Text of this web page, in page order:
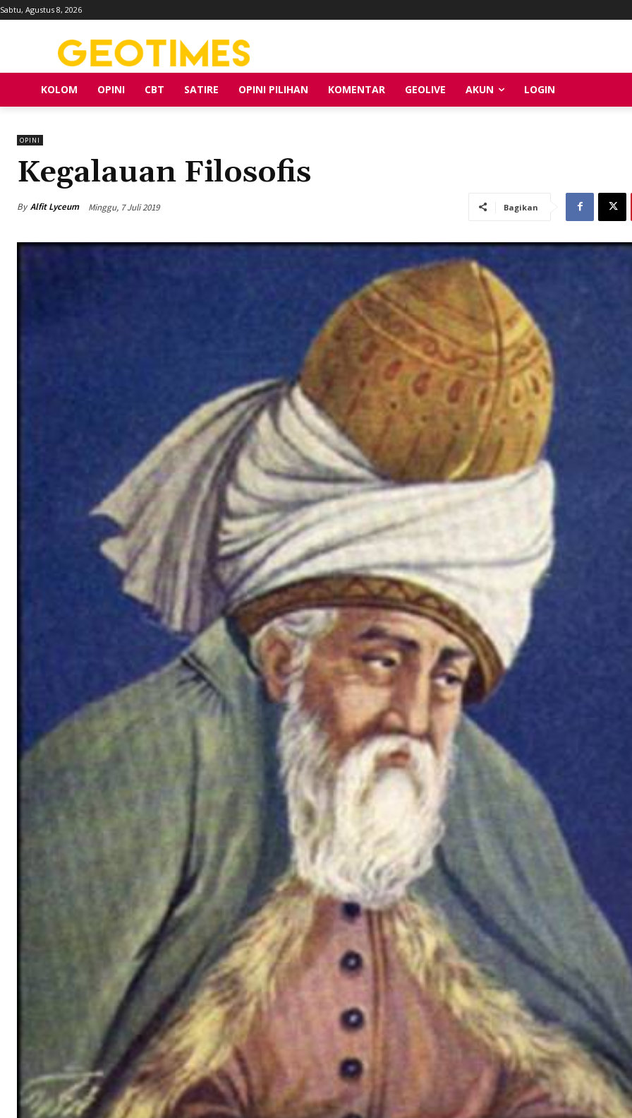
Sabtu, Agustus 8, 2026
KOLOM OPINI CBT SATIRE OPINI PILIHAN KOMENTAR GEOLIVE AKUN LOGIN
OPINI
Kegalauan Filosofis
By Alfit Lyceum Minggu, 7 Juli 2019 Bagikan